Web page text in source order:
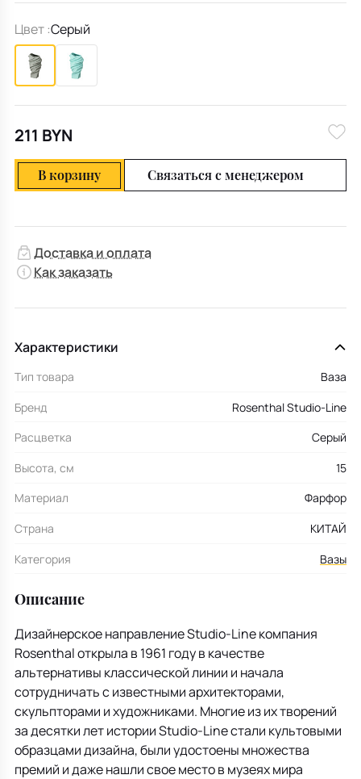
Цвет :Серый
211 BYN
В корзину Связаться с менеджером
Доставка и оплата
Как заказать
Характеристики
Тип товара
Ваза
Бренд
Rosenthal Studio-Line
Расцветка
Серый
Высота, см
15
Материал
Фарфор
Страна
КИТАЙ
Категория
Вазы
Описание
Дизайнерское направление Studio-Line компания
Rosenthal открыла в 1961 году в качестве
альтернативы классической линии и начала
сотрудничать с известными архитекторами,
скульпторами и художниками. Многие из их творений
за десятки лет истории Studio-Line стали культовыми
образцами дизайна, были удостоены множества
премий и даже нашли свое место в музеях мира